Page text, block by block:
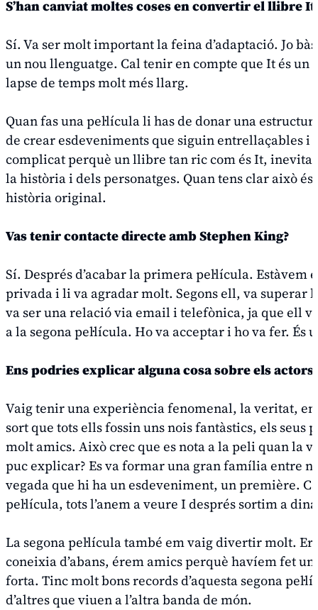
S’han canviat moltes coses en convertir el llibreIt
Sí. Va ser molt important la feina d’adaptació. Jo
un nou llenguatge. Cal tenir en compte que Ités un
lapse de temps molt més llarg.
Quan fas una pel·lícula li has de donar una
de crear esdeveniments que siguin entrellaçables i
complicat perquè un llibre tan ric com ésIt,
la història i dels personatges. Quan tens clar això
història original.
Vas tenir contacte directe amb Stephen King?
Sí. Després d’acabar la primera pel·lícula.
privada i li va agradar molt. Segons ell, va superar
va ser una relació via email i telefònica, ja que ell
a la segona pel·lícula. Ho va acceptar i ho va fer.
Ens podries explicar alguna cosa sobre els
Vaig tenir una experiència fenomenal, la veritat,
sort que tots ells fossin uns nois fantàstics, els
molt amics. Això crec que es nota a la peli quan la
puc explicar? Es va formar una gran família entre
vegada que hi ha un esdeveniment, un première.
pel·lícula, tots l’anem a veure I després sortim a
La segona pel·lícula també em vaig divertir molt.
coneixia d’abans, érem amics perquè havíem fet
forta. Tinc molt bons records d’aquesta segona
d’altres que viuen a l’altra banda de món.